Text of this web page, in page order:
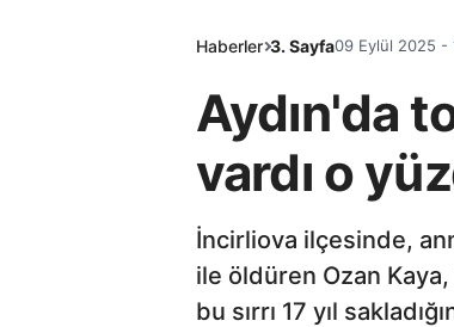
Haberler 3. Sayfa09 Eylül 2025 -
Aydın'da
vardı o
İncirliova ilçesinde,
ile öldüren Ozan
bu sırrı 17 yıl